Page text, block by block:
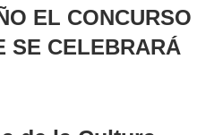
EL CONCURSO
SE CELEBRARÁ